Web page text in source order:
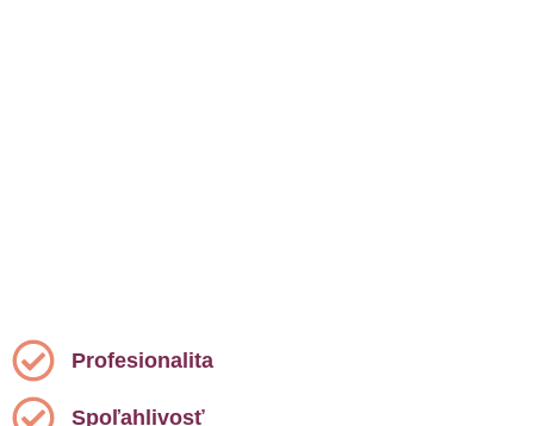
Profesionalita
Spoľahlivosť